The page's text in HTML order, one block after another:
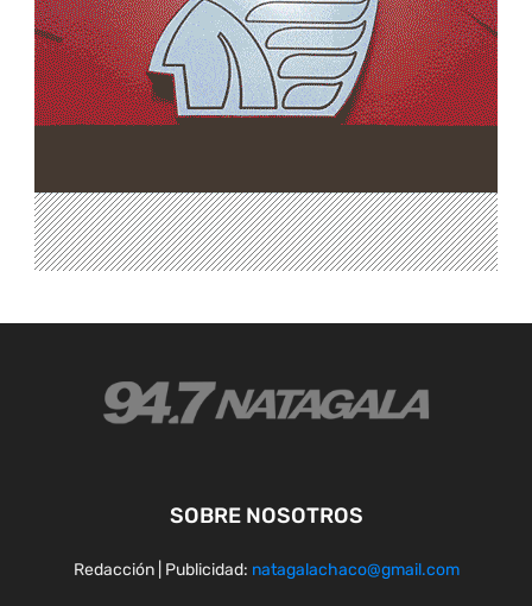
SOBRE NOSOTROS
Redacción | Publicidad: natagalachaco@gmail.com